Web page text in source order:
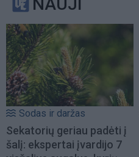
NAUJI
Sodas ir daržas
Sekatorių geriau padėti į
šalį: ekspertai įvardijo 7